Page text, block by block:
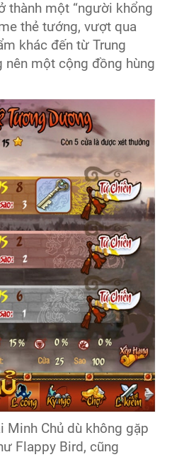
thành một “người khổng
thẻ tướng, vượt qua
khác đến từ Trung
nên một cộng đồng hùng
Minh Chủ dù không gặp
Flappy Bird, cũng